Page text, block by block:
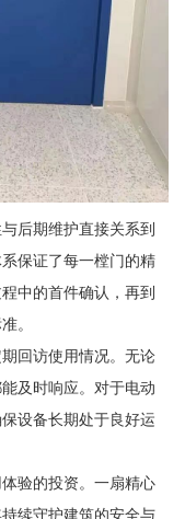
后期维护直接关系到
保证了每一樘门的精
中的首件确认，再到
。
回访使用情况。无论
及时响应。对于电动
设备长期处于良好运
验的投资。一扇精心
续守护建筑的安全与